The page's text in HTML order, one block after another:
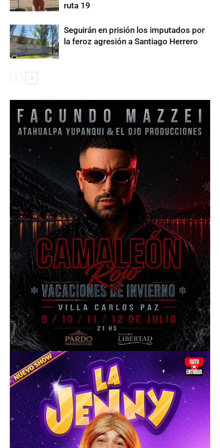
ruta 19
Seguirán en prisión los imputados por
la feroz agresión a Santiago Herrero